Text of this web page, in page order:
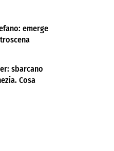
emerge
sbarcano
Cosa